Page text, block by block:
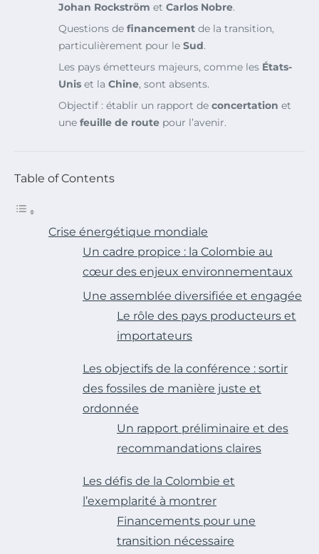
Johan Rockström et Carlos Nobre.
Questions de financement de la transition,
particulièrement pour le Sud.
Les pays émetteurs majeurs, comme les États-
Unis et la Chine, sont absents.
Objectif : établir un rapport de concertation et
une feuille de route pour l’avenir.
Table of Contents
Crise énergétique mondiale
Un cadre propice : la Colombie au
cœur des enjeux environnementaux
Une assemblée diversifiée et engagée
Le rôle des pays producteurs et
importateurs
Les objectifs de la conférence : sortir
des fossiles de manière juste et
ordonnée
Un rapport préliminaire et des
recommandations claires
Les défis de la Colombie et
l’exemplarité à montrer
Financements pour une
transition nécessaire